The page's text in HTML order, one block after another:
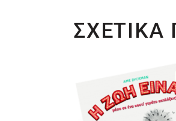
ΣΧΕΤΙΚΑ